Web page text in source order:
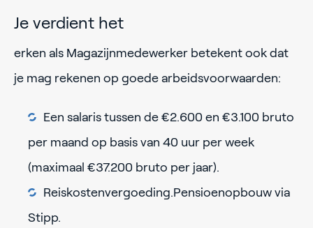
Je verdient het
erken als Magazijnmedewerker betekent ook dat
je mag rekenen op goede arbeidsvoorwaarden:
Een salaris tussen de €2.600 en €3.100 bruto
per maand op basis van 40 uur per week
(maximaal €37.200 bruto per jaar).
Reiskostenvergoeding.Pensioenopbouw via
Stipp.